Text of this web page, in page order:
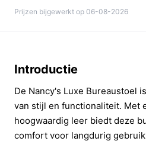
Prijzen bijgewerkt op 06-08-2026
Introductie
De Nancy's Luxe Bureaustoel
van stijl en functionaliteit. Met
hoogwaardig leer biedt deze
comfort voor langdurig